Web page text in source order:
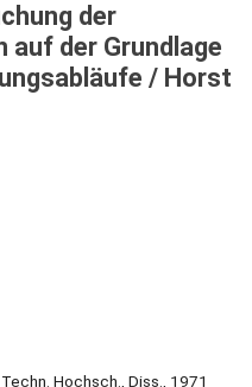
der
auf der Grundlage
/ Horst
Hochsch., Diss., 1971